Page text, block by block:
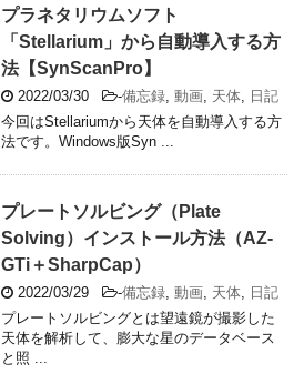
プラネタリウムソフト
「Stellarium」から自動導入する方
法【SynScanPro】
2022/03/30 -備忘録 動画 天体
日記
今回はStellariumから天体を自動導入する方
法です。Windows版Syn ...
プレートソルビング（Plate
Solving）インストール方法（AZ-
GTi＋SharpCap）
2022/03/29 -備忘録 動画 天体
日記
プレートソルビングとは望遠鏡が撮影した
天体を解析して、膨大な星のデータベース
と照 ...